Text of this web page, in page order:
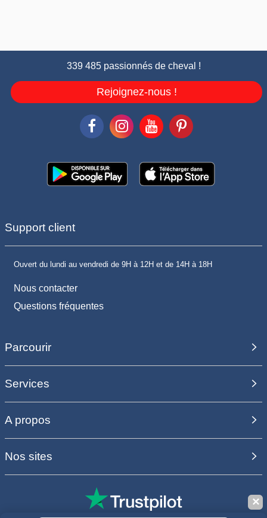
339 485 passionnés de cheval !
Rejoignez-nous !
Support client
Ouvert du lundi au vendredi de 9H à 12H et de 14H à 18H
Nous contacter
Questions fréquentes
Parcourir
Services
A propos
Nos sites
✕